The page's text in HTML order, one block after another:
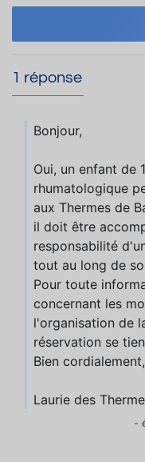
1 réponse
Bonjour,
Oui, un enfant de
rhumatologique
aux Thermes de
il doit être
responsabilité
tout au long de
Pour toute
concernant les
l'organisation de
réservation se
Bien cordialement,
Laurie des
-